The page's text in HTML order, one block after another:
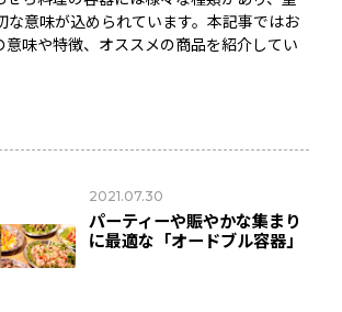
な意味が込められています。本記事ではお
意味や特徴、オススメの商品を紹介してい
2021.07.30
パーティーや賑やかな集まり
に最適な「オードブル容器」